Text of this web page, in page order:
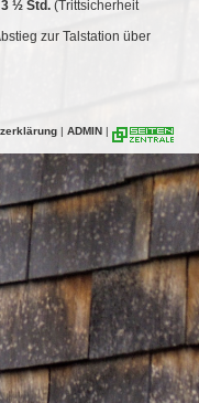
3 ½ Std. (Trittsicherheit
zur Talstation über
| ADMIN |